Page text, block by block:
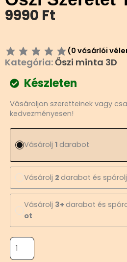
9990 Ft
(0 vásárlói
Kategória:Őszi minta 3D
Készleten
Vásároljon szeretteinek vagy
kedvezményesen!
Vásárolj 1 darabot
Vásárolj 2 darabot és spórolj
Vásárolj 3+ darabot és
ot
Szeretet
Tumbler
mennyiség